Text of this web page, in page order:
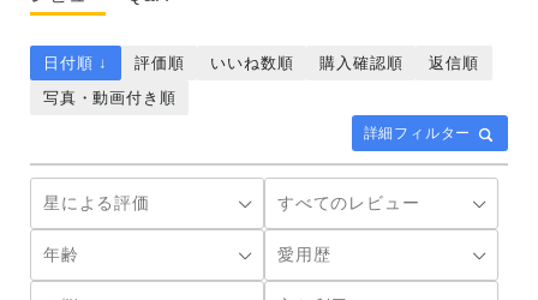
詳細フィルター
日付順 ↓ 評価順 いいね数順 購入確認順
返信順
写真・動画付き順